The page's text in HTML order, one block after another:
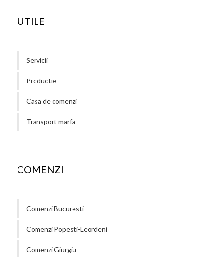
UTILE
Servicii
Productie
Casa de comenzi
Transport marfa
COMENZI
Comenzi Bucuresti
Comenzi Popesti-Leordeni
Comenzi Giurgiu